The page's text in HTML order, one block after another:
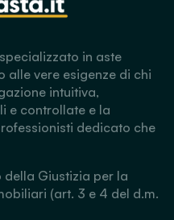
in aste
vere esigenze di chi
intuitiva,
e controllate e la
dedicato che
Giustizia per la
(art. 3 e 4 del d.m.